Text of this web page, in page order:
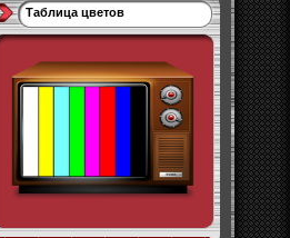
Таблица цветов